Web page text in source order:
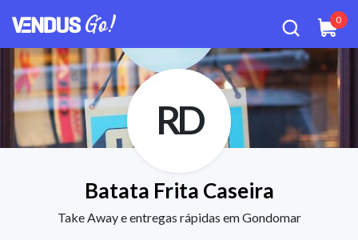
0
RD
Batata Frita Caseira
Take Away e entregas rápidas em Gondomar